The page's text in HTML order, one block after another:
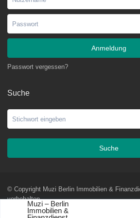
Anmeldung
Passwort vergessen?
Suche
Suche
© Copyright Muzi Berlin Immobilien &
vorbehalten
Impressum
Muzi – Berlin
Immobilien &